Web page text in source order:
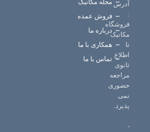
آدرس
:
فروشگاه
مکانیک
تا
اطلاع
ثانوی
مراجعه
حضوری
نمی
پذیرد.
-
مجله مکانیک
فروش عمده
درباره ما
همکاری با ما
تماس با ما